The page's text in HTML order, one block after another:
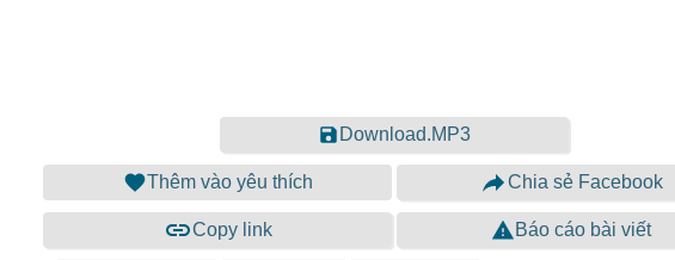
Download.MP3
Thêm vào yêu thích Chia sẻ Facebook
Copy link Báo cáo bài viết